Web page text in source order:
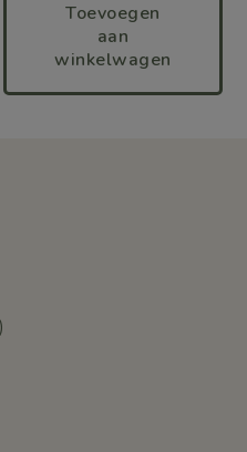
Toevoegen
aan
winkelwagen